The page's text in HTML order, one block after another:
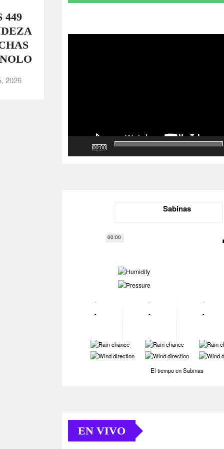
449
2026
00:00
00:00
Sabinas
-
-
-
-
-
-
-
-
-
-
-
-
-
-
El tiempo en Sabinas
EN VIVO